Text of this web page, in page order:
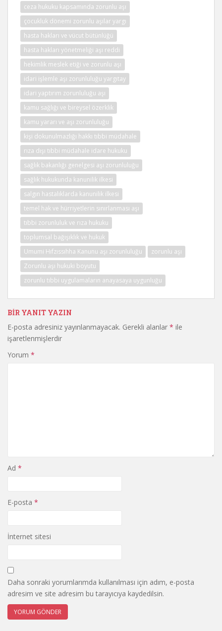
ceza hukuku kapsamında zorunlu aşı
çocukluk dönemi zorunlu aşılar yargı
hasta hakları ve vücut bütünlüğü
hasta hakları yönetmeliği aşı reddi
hekimlik meslek etiği ve zorunlu aşı
idari işlemle aşı zorunluluğu yargıtay
idari yaptırım zorunluluğu aşı
kamu sağlığı ve bireysel özerklik
kamu yararı ve aşı zorunluluğu
kişi dokunulmazlığı hakkı tıbbi müdahale
rıza dışı tıbbi müdahale idare hukuku
sağlık bakanlığı genelgesi aşı zorunluluğu
sağlık hukukunda kanunilik ilkesi
salgın hastalıklarda kanunilik ilkesi
temel hak ve hürriyetlerin sınırlanması aşı
tıbbi zorunluluk ve rıza hukuku
toplumsal bağışıklık ve hukuk
Umumi Hıfzıssıhha Kanunu aşı zorunluluğu
zorunlu aşı
Zorunlu aşı hukuki boyutu
zorunlu tıbbi uygulamaların anayasaya uygunluğu
BIR YANIT YAZIN
E-posta adresiniz yayınlanmayacak. Gerekli alanlar * ile
işaretlenmişlerdir
Yorum *
Ad *
E-posta *
İnternet sitesi
Daha sonraki yorumlarımda kullanılması için adım, e-posta
adresim ve site adresim bu tarayıcıya kaydedilsin.